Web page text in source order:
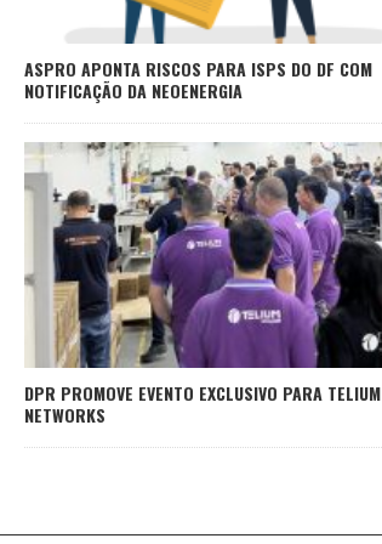
ASPRO APONTA RISCOS PARA ISPS DO DF COM
NOTIFICAÇÃO DA NEOENERGIA
DPR PROMOVE EVENTO EXCLUSIVO PARA TELIUM
NETWORKS